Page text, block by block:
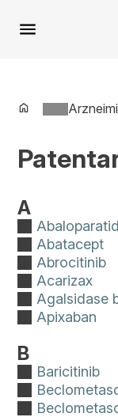
Spring
zu
A
Abatacept
Abrocitinib
Acarizax
Agalsidase
Apixaban
B
Baricitinib